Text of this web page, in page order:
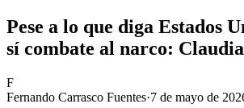
Pese a lo que diga Estados
sí combate al narco:
F
Fernando Carrasco Fuentes·7 de mayo de